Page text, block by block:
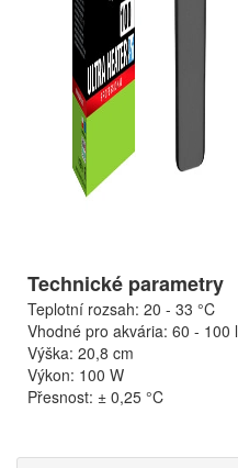
Technické parametry
Teplotní rozsah: 20 - 33 °C
Vhodné pro akvária: 60 - 100 l
Výška: 20,8 cm
Výkon: 100 W
Přesnost: ± 0,25 °C